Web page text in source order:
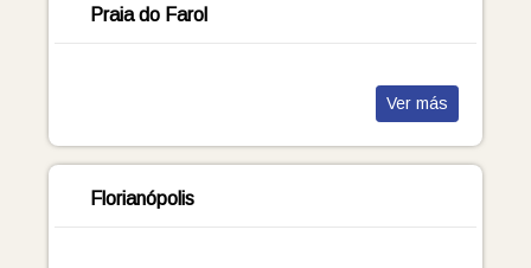
Praia do Farol
Ver más
Florianópolis